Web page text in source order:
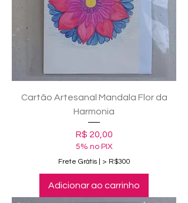
Cartão Artesanal Mandala Flor da
Harmonia
Preço
R$ 20,00
5% no PIX
Frete Grátis | > R$300
Adicionar ao carrinho